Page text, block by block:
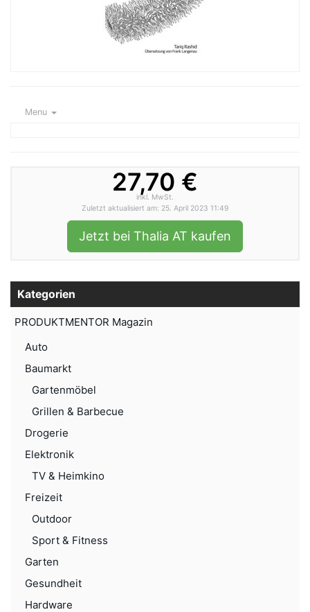
Menu
27,70 €
inkl. MwSt.
Zuletzt aktualisiert am: 25. April 2023 11:49
Jetzt bei Thalia AT kaufen
Kategorien
PRODUKTMENTOR Magazin
Auto
Baumarkt
Gartenmöbel
Grillen & Barbecue
Drogerie
Elektronik
TV & Heimkino
Freizeit
Outdoor
Sport & Fitness
Garten
Gesundheit
Hardware